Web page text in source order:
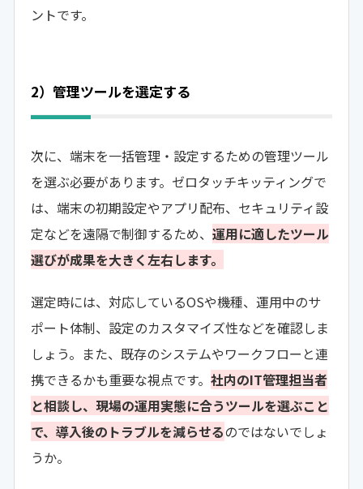
ントです。
2）管理ツールを選定する
次に、端末を一括管理・設定するための管理ツール
を選ぶ必要があります。ゼロタッチキッティングで
は、端末の初期設定やアプリ配布、セキュリティ設
定などを遠隔で制御するため、 運用に適したツール
選びが成果を大きく左右します。
選定時には、対応しているOSや機種、運用中のサ
ポート体制、設定のカスタマイズ性などを確認しま
しょう。また、既存のシステムやワークフローと連
携できるかも重要な視点です。 社内のIT管理担当者
と相談し、現場の運用実態に合うツールを選ぶこと
で、導入後のトラブルを減らせるのではないでしょ
うか。